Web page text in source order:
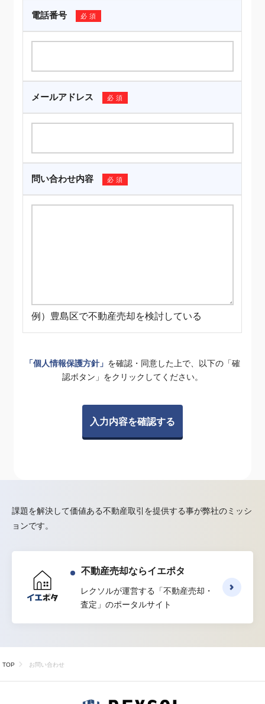
電話番号 必須
メールアドレス 必須
問い合わせ内容 必須
例）豊島区で不動産売却を検討している
「個人情報保護方針」 を確認・同意した上で、以下の「確
認ボタン」をクリックしてください。
課題を解決して価値ある不動産取引を提供する事が弊社のミッシ
ョンです。
不動産売却ならイエポタ
レクソルが運営する
「不動産売却・
査定」のポータルサイト
TOP お問い合わせ